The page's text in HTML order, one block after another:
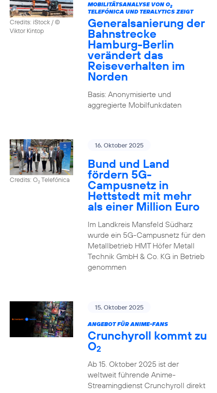
Credits: iStock / ©
Viktor Kintop
MOBILITÄTSANALYSE VON O2
TELEFÓNICA UND TERALYTICS ZEIGT
Generalsanierung der
Bahnstrecke
Hamburg-Berlin
verändert das
Reiseverhalten im
Norden
Basis: Anonymisierte und
aggregierte Mobilfunkdaten
Credits: O2Telefónica
16. Oktober 2025
Bund und Land
fördern 5G-
Campusnetz in
Hettstedt mit mehr
als einer Million Euro
Im Landkreis Mansfeld Südharz
wurde ein 5G-Campusnetz für den
Metallbetrieb HMT Höfer Metall
Technik GmbH & Co. KG in Betrieb
genommen
15. Oktober 2025
ANGEBOT FÜR ANIME-FANS
Crunchyroll kommt zu
O2
Ab 15. Oktober 2025 ist der
weltweit führende Anime-
Streamingdienst Crunchyroll direkt